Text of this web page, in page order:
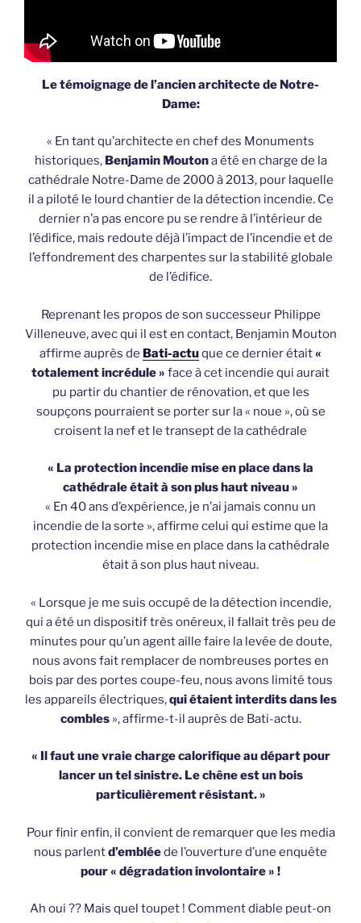
Le témoignage de l’ancien architecte de Notre-
Dame:
« En tant qu’architecte en chef des Monuments
historiques,Benjamin Moutona été en charge de la
cathédrale Notre-Dame de 2000 à 2013, pour laquelle
il a piloté le lourd chantier de la détection incendie. Ce
dernier n’a pas encore pu se rendre à l’intérieur de
l’édifice, mais redoute déjà l’impact de l’incendie et de
l’effondrement des charpentes sur la stabilité globale
de l’édifice.
Reprenant les propos de son successeur Philippe
Villeneuve, avec qui il est en contact, Benjamin Mouton
affirme auprès de Bati-actuque ce dernier était«
totalement incrédule » face à cet incendie qui aurait
pu partir du chantier de rénovation, et que les
soupçons pourraient se porter sur la « noue », où se
croisent la nef et le transept de la cathédrale
« La protection incendie mise en place dans la
cathédrale était à son plus haut niveau »
« En 40 ans d’expérience, je n’ai jamais connu un
incendie de la sorte », affirme celui qui estime que la
protection incendie mise en place dans la cathédrale
était à son plus haut niveau.
« Lorsque je me suis occupé de la détection incendie,
qui a été un dispositif très onéreux, il fallait très peu de
minutes pour qu’un agent aille faire la levée de doute,
nous avons fait remplacer de nombreuses portes en
bois par des portes coupe-feu, nous avons limité tous
les appareils électriques,qui étaient interdits dans les
combles », affirme-t-il auprès de Bati-actu.
« Il faut une vraie charge calorifique au départ pour
lancer un tel sinistre. Le chêne est un bois
particulièrement résistant. »
Pour finir enfin, il convient de remarquer que les media
nous parlentd’embléede l’ouverture d’une enquête
pour « dégradation involontaire » !
Ah oui ?? Mais quel toupet ! Comment diable peut-on